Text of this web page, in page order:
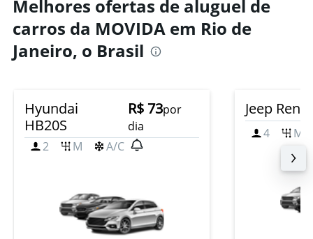
0
to
400.
Melhores ofertas de aluguel de
carros da MOVIDA em Rio de
Janeiro, o Brasil
Hyundai
HB20S
R$ 73por
dia
2
M A/C
Jeep
4 M